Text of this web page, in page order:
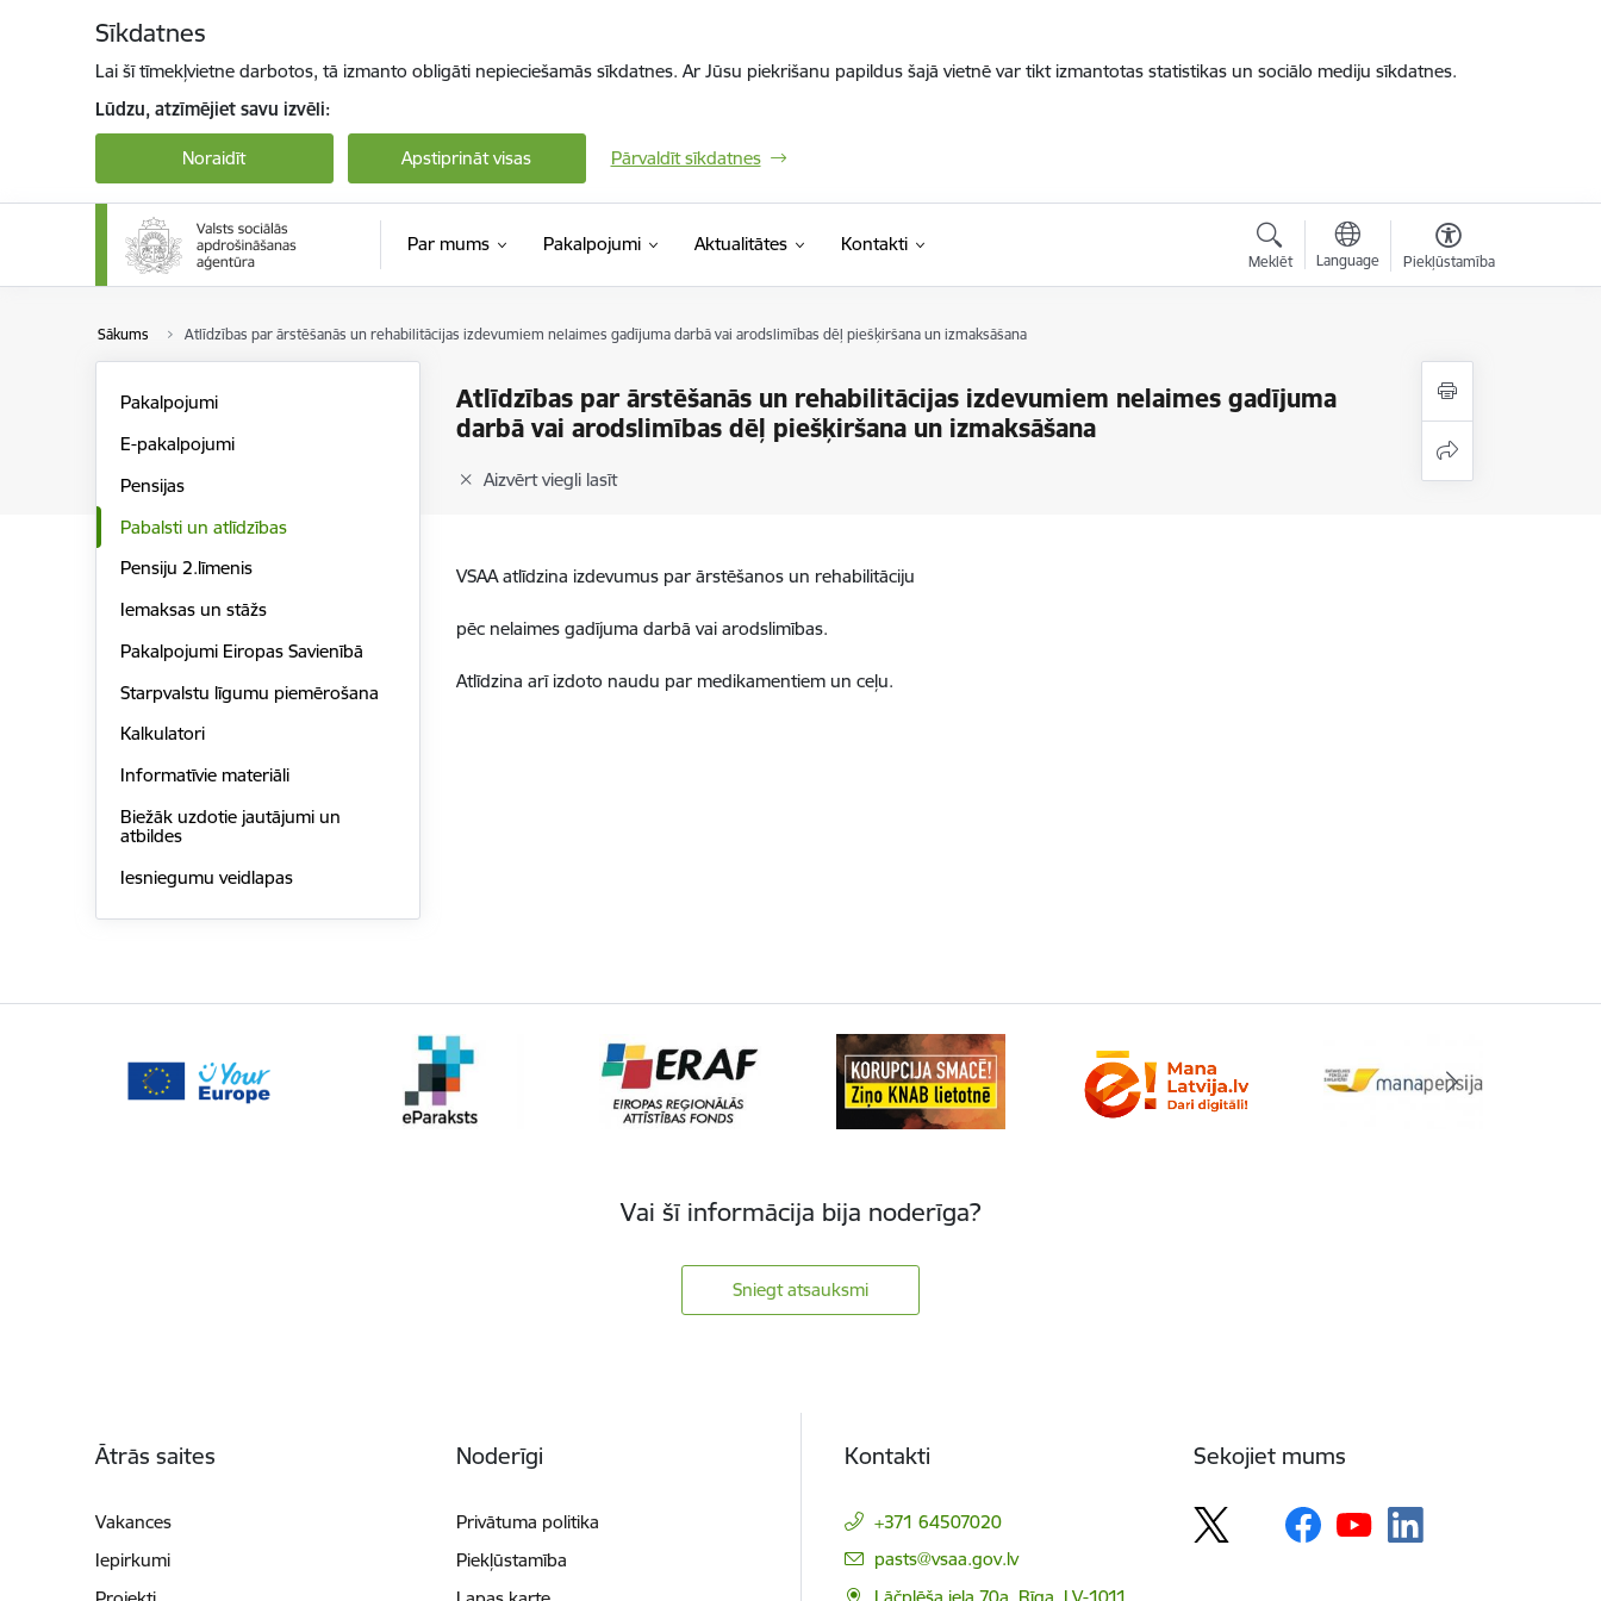
Sīkdatnes
Lai šī tīmekļvietne darbotos, tā izmanto obligāti nepieciešamās sīkdatnes. Ar Jūsu piekrišanu papildus šajā vietnē var tikt izmantotas statistikas un sociālo mediju sīkdatnes.
Lūdzu, atzīmējiet savu izvēli:
Noraidīt Apstiprināt visas Pārvaldīt sīkdatnes
Par mums Pakalpojumi Aktualitātes Kontakti
Meklēt Language Piekļūstamība
Sākums Atlīdzības par ārstēšanās un rehabilitācijas izdevumiem nelaimes gadījuma darbā vai arodslimības dēļ piešķiršana un izmaksāšana
Atlīdzības par ārstēšanās un rehabilitācijas izdevumiem nelaimes gadījuma
darbā vai arodslimības dēļ piešķiršana un izmaksāšana
Aizvērt viegli lasīt
Pakalpojumi
E-pakalpojumi
Pensijas
Pabalsti un atlīdzības
Pensiju 2.līmenis
Iemaksas un stāžs
Pakalpojumi Eiropas Savienībā
Starpvalstu līgumu piemērošana
Kalkulatori
Informatīvie materiāli
Biežāk uzdotie jautājumi un
atbildes
Iesniegumu veidlapas
VSAA atlīdzina izdevumus par ārstēšanos un rehabilitāciju
pēc nelaimes gadījuma darbā vai arodslimības.
Atlīdzina arī izdoto naudu par medikamentiem un ceļu.
Vai šī informācija bija noderīga?
Sniegt atsauksmi
Ātrās saites
Vakances
Iepirkumi
Noderīgi
Privātuma politika
Piekļūstamība
Kontakti
+371 64507020
E-pasts:
pasts@vsaa.gov.lv
Sekojiet mums